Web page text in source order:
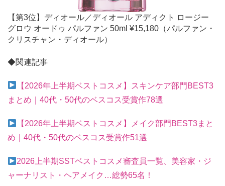
【第3位】ディオール／ディオール アディクト ロージー
グロウ オードゥ パルファン 50ml ¥15,180（パルファン・
クリスチャン・ディオール）
◆関連記事
【2026年上半期ベストコスメ】スキンケア部門BEST3
まとめ｜40代・50代のベスコス受賞作78選
【2026年上半期ベストコスメ】メイク部門BEST3まと
め｜40代・50代のベスコス受賞作51選
2026上半期SSTベストコスメ審査員一覧、美容家・ジ
ャーナリスト・ヘアメイク…総勢65名！